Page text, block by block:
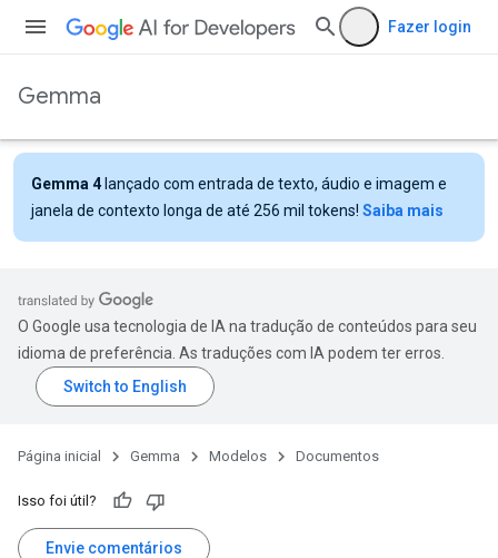
Fazer login
Gemma
Gemma 4 lançado com entrada de texto, áudio e imagem e
janela de contexto longa de até 256 mil tokens! Saiba mais
O Google usa tecnologia de IA na tradução de conteúdos para seu
idioma de preferência. As traduções com IA podem ter erros.
Página inicial Gemma Modelos Documentos
Isso foi útil?
Envie comentários